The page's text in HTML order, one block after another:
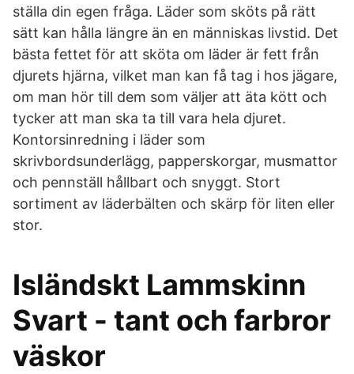
ställa din egen fråga. Läder som sköts på rätt
sätt kan hålla längre än en människas livstid. Det
bästa fettet för att sköta om läder är fett från
djurets hjärna, vilket man kan få tag i hos jägare,
om man hör till dem som väljer att äta kött och
tycker att man ska ta till vara hela djuret.
Kontorsinredning i läder som
skrivbordsunderlägg, papperskorgar, musmattor
och pennställ hållbart och snyggt. Stort
sortiment av läderbälten och skärp för liten eller
stor.
Isländskt Lammskinn
Svart - tant och farbror
väskor